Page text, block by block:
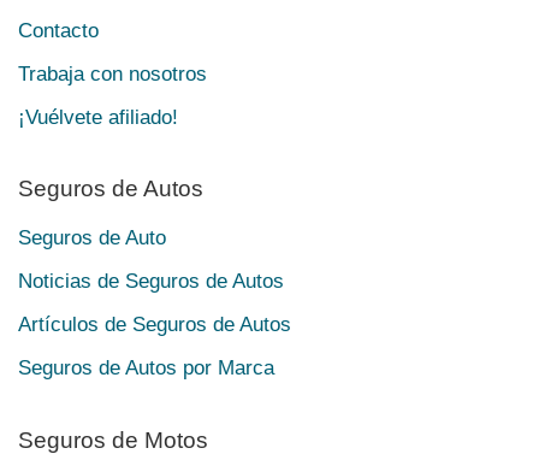
Contacto
Trabaja con nosotros
¡Vuélvete afiliado!
Seguros de Autos
Seguros de Auto
Noticias de Seguros de Autos
Artículos de Seguros de Autos
Seguros de Autos por Marca
Seguros de Motos